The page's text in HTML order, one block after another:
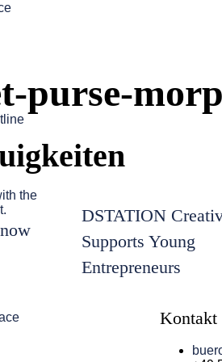
purse-
DSTATION
Supports Young
Entrepreneurs
Kontakt